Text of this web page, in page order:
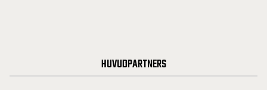
HUVUDPARTNERS